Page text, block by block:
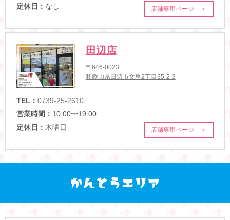
定休日： なし 店舗専用ページ ＞
田辺店
〒646-0023
和歌山県田辺市文里2丁目35-2-3
TEL： 0739-25-2610
営業時間： 10:00〜19:00
定休日： 木曜日 店舗専用ページ ＞